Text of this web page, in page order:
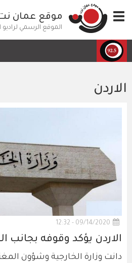
إلى
المحتوى
الرئيسي
Toggle
navigation
موقع عمان
الموقع الرسمي لراديو
الاردن
09/14/2020 - 12:32
الاردن يؤكد وقوفه بجانب
دانت وزارة الخارجية وشؤون